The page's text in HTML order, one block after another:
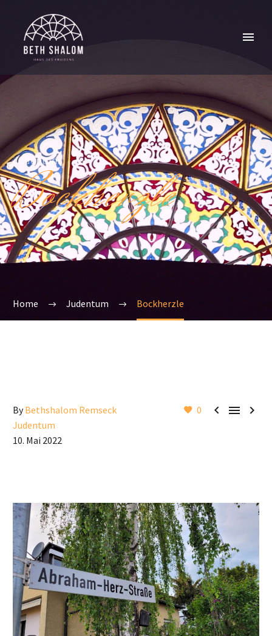
Judentum
Bockherzle
Home Judentum Bockherzle
0   
ByBethshalom Remseck
Judentum
10. Mai 2022